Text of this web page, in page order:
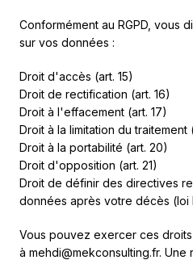
Conformément au RGPD, vous
sur vos données :
Droit d'accès (art. 15)
Droit de rectification (art. 16)
Droit à l'effacement (art. 17)
Droit à la limitation du traitement
Droit à la portabilité (art. 20)
Droit d'opposition (art. 21)
Droit de définir des directives
données après votre décès (loi
Vous pouvez exercer ces
à mehdi@mekconsulting.fr. Une